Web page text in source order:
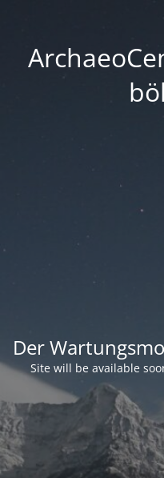
Der
Site will be available